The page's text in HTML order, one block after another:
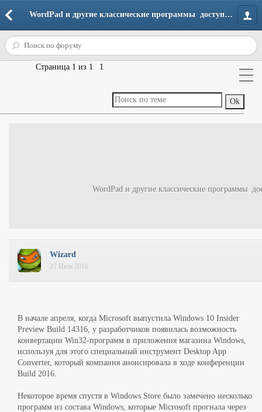
WordPad и другие классические программы  доступны в Windows Store - Операционные системы - Windows 10 - Полезные программы для Windows 10 - Форум портала
Страница 1 из 1 1
WordPad и другие классические программы
Wizard
27 Июн 2016
В начале апреля, когда Microsoft выпустила Windows 10 Insider
Preview Build 14316, у разработчиков появилась возможность
конвертации Win32-программ в приложения магазина Windows,
используя для этого специальный инструмент Desktop App
Converter, который компания анонсировала в ходе конференции
Build 2016.
Некоторое время спустя в Windows Store было замечено несколько
программ из состава Windows, которые Microsoft прогнала через